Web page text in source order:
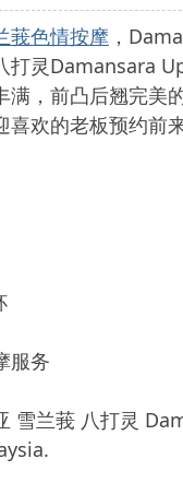
莪色情按摩 ，
打灵Damansara
满，前凸后翘完美
欢的老板预约前来
服务
雪兰莪 八打灵